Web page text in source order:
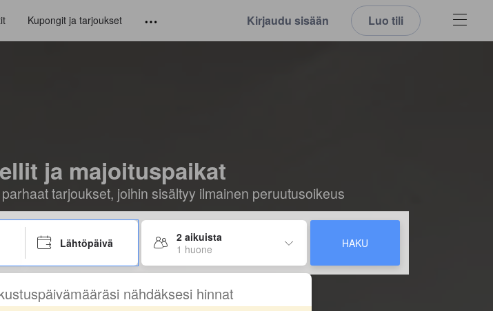
Kupongit ja tarjoukset Kirjaudu sisään Luo tili
ja majoituspaikat
tarjoukset, joihin sisältyy ilmainen peruutusoikeus
Lähtöpäivä
2 aikuista
1 huone
HAKU
nähdäksesi hinnat